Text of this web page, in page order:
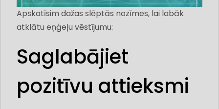
Apskatīsim dažas slēptās nozīmes, lai labāk
atklātu eņģeļu vēstījumu:
Saglabājiet
pozitīvu attieksmi